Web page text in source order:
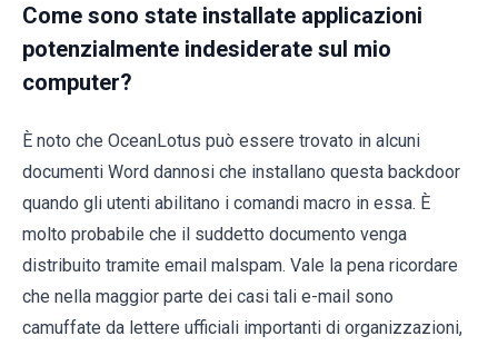
Come sono state installate applicazioni
potenzialmente indesiderate sul mio
computer?
È noto che OceanLotus può essere trovato in alcuni
documenti Word dannosi che installano questa backdoor
quando gli utenti abilitano i comandi macro in essa. È
molto probabile che il suddetto documento venga
distribuito tramite email malspam. Vale la pena ricordare
che nella maggior parte dei casi tali e-mail sono
camuffate da lettere ufficiali importanti di organizzazioni,